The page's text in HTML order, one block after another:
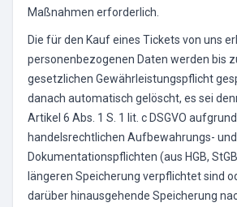
Maßnahmen erforderlich.
Die für den Kauf eines Tickets von uns
personenbezogenen Daten werden bis
gesetzlichen Gewährleistungspflicht
danach automatisch gelöscht, es sei
Artikel 6 Abs. 1 S. 1 lit. c DSGVO
handelsrechtlichen Aufbewahrungs- und
Dokumentationspflichten (aus HGB,
längeren Speicherung verpflichtet sind
darüber hinausgehende Speicherung